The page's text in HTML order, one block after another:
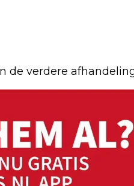
de verdere